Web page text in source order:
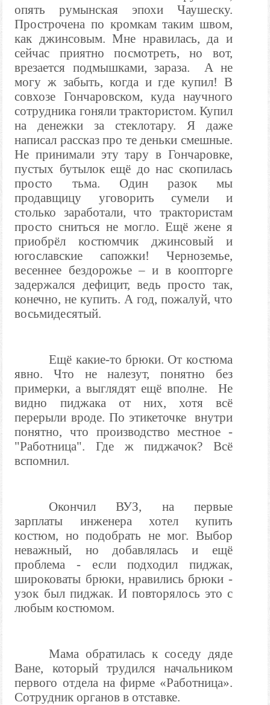
опять румынская эпохи Чаушеску.
Прострочена по кромкам таким швом,
как джинсовым. Мне нравилась, да и
сейчас приятно посмотреть, но вот,
врезается подмышками, зараза.
А не
могу ж забыть, когда и где купил! В
совхозе Гончаровском, куда научного
сотрудника гоняли трактористом. Купил
на денежки за стеклотару. Я даже
написал рассказ про те деньки смешные.
Не принимали эту тару в Гончаровке,
пустых бутылок ещё до нас скопилась
просто тьма. Один разок мы
продавщицу уговорить сумели и
столько заработали, что трактористам
просто сниться не могло. Ещё жене я
приобрёл костюмчик джинсовый и
югославские сапожки! Черноземье,
весеннее бездорожье – и в коопторге
задержался дефицит, ведь просто так,
конечно, не купить. А год, пожалуй, что
восьмидесятый.
Ещё какие-то брюки. От костюма
явно. Что не налезут, понятно без
примерки, а выглядят ещё вполне.
Не
видно пиджака от них, хотя всё
перерыли вроде. По этикеточке внутри
понятно, что производство местное -
"Работница". Где ж пиджачок? Всё
вспомнил.
Окончил ВУЗ, на первые
зарплаты инженера хотел купить
костюм, но подобрать не мог. Выбор
неважный, но добавлялась и ещё
проблема - если подходил пиджак,
широковаты брюки, нравились брюки -
узок был пиджак. И повторялось это с
любым костюмом.
Мама обратилась к соседу дяде
Ване, который трудился начальником
первого отдела на фирме «Работница».
Сотрудник органов в отставке.